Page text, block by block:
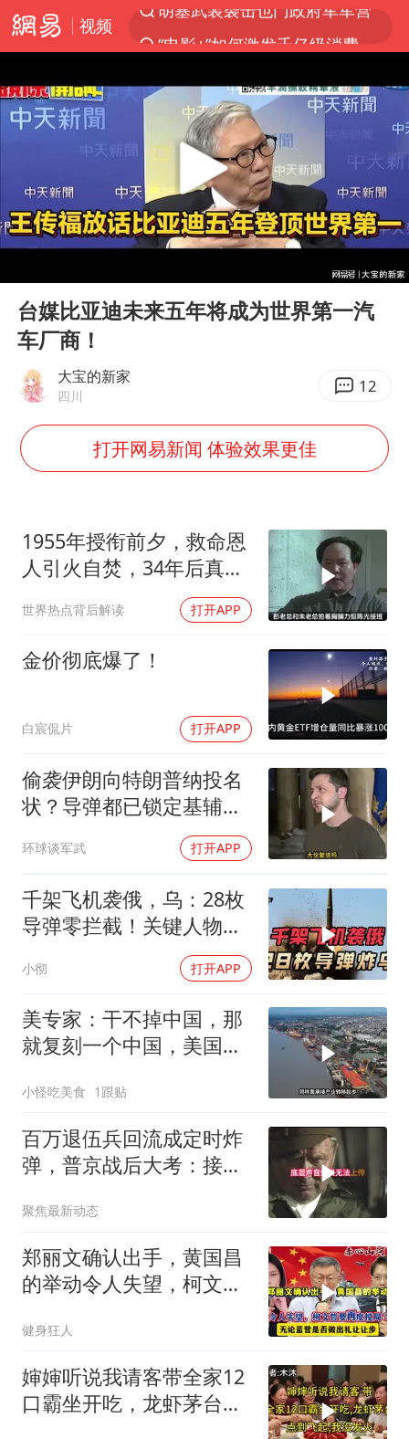
视频
“电影+”如何激发千亿级消费新活力？
东航：国内客票提前14天免费退改
台风白海豚中心风力增强
向鹏0-3不敌张本智和
四川宜宾市高县4.9级地震致1人死亡
超颖电子拟投资20.86亿建设新项目
“新疆阿勒泰八月能滑雪”不实
刘国正说向鹏打得很窝囊
陈幸同晋级WTT横滨冠军赛8强
百花奖开幕式
女儿为争财产堵门阻挠父亲出殡
夯实基础开新局
Play
台媒比亚迪未来五年将成为世界第一汽
车厂商！
大宝的新家
四川 12
打开网易新闻 体验效果更佳
1955年授衔前夕，救命恩
人引火自焚，34年后真相
世界热点背后解读 打开APP
金价彻底爆了！
白宸侃片 打开APP
偷袭伊朗向特朗普纳投名
状？导弹都已锁定基辅才
火速道歉，泽连斯基这场
豪赌到底有多疯？
环球谈军武 打开APP
千架飞机袭俄，乌：28枚
导弹零拦截！关键人物被
小彻 打开APP
美专家：干不掉中国，那
就复刻一个中国，美国看
小怪吃美食 1跟贴
百万退伍兵回流成定时炸
弹，普京战后大考：接不
聚焦最新动态
郑丽文确认出手，黄国昌
的举动令人失望，柯文哲
健身狂人
婶婶听说我请客带全家12
口霸坐开吃，龙虾茅台点